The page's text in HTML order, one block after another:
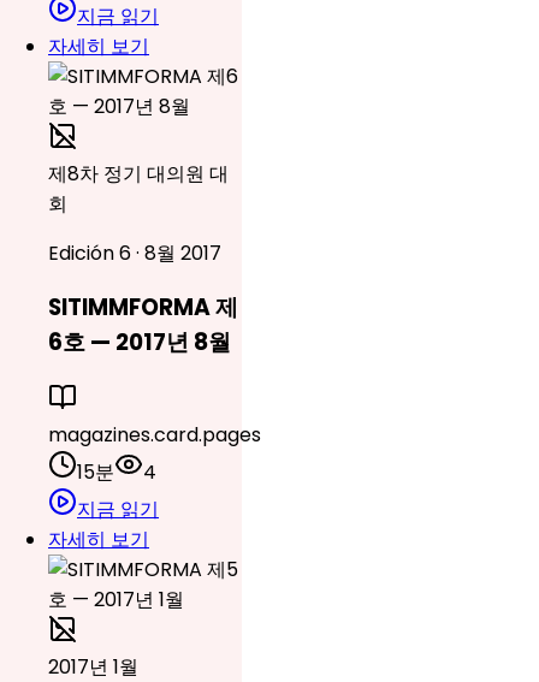
지금 읽기
자세히 보기
제8차 정기 대의원 대
회
Edición 6 · 8월 2017
SITIMMFORMA 제
6호 — 2017년 8월
magazines.card.pages
15분
4
지금 읽기
자세히 보기
2017년 1월